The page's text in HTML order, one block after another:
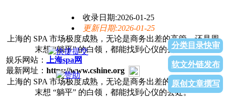
分类目录快审
软文外链发布
原创文章撰写
收录日期:2026-01-25
更新日期:2026-01-25
上海的 SPA 市场极度成熟，无论是商务出差的高管，还是周
末想 “躺平” 的白领，都能找到心仪的去处。
娱乐网站：
上海spa网
最新网址： https://www.cshine.org
上海的 SPA 市场极度成熟，无论是商务出差的高管，还是周
末想 “躺平” 的白领，都能找到心仪的去处。